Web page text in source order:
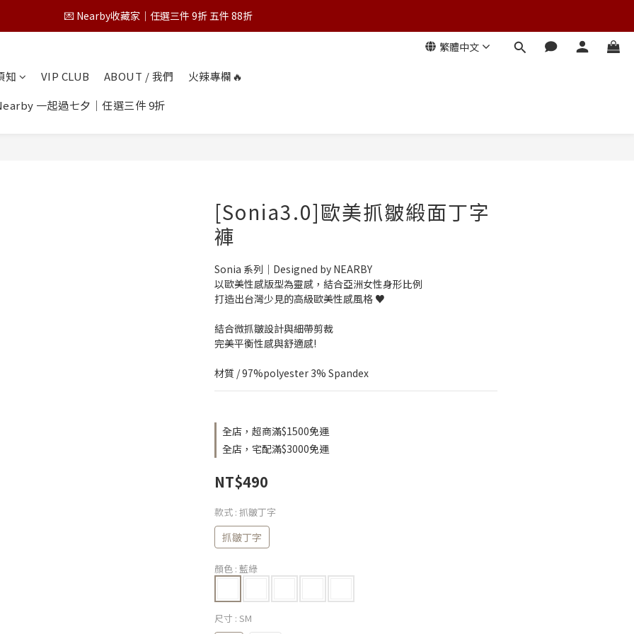
💌 Nearby收藏家｜任選三件 9折 五件 88折
💌 Nearby收藏家｜任選三件 9折 五件 88折
為保障您的購物權益，請於下單前詳閱購物須知
💌 Nearby收藏家｜任選三件 9折 五件 88折
繁體中文
知 VIP CLUB ABOUT / 我們
火辣專欄🔥
一起過七夕｜任選三件 9折
[Sonia3.0]歐美抓皺緞面丁字
褲
Sonia 系列｜Designed by NEARBY
以歐美性感版型為靈感，結合亞洲女性身形比例
打造出台灣少見的高級歐美性感風格 ♥︎
結合微抓皺設計與細帶剪裁
完美平衡性感與舒適感!
材質 / 97%polyester 3% Spandex
全店，超商滿$1500免運
全店，宅配滿$3000免運
NT$490
款式 : 抓皺丁字
抓皺丁字
顏色 : 藍綠
尺寸 : SM